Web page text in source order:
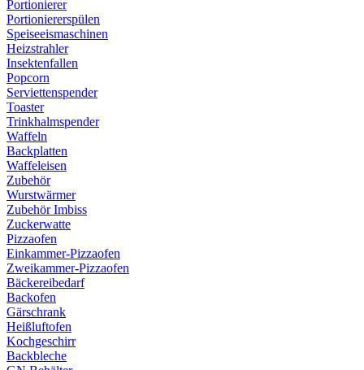
Portionierer
Portioniererspülen
Speiseeismaschinen
Heizstrahler
Insektenfallen
Popcorn
Serviettenspender
Toaster
Trinkhalmspender
Waffeln
Backplatten
Waffeleisen
Zubehör
Wurstwärmer
Zubehör Imbiss
Zuckerwatte
Pizzaofen
Einkammer-Pizzaofen
Zweikammer-Pizzaofen
Bäckereibedarf
Backofen
Gärschrank
Heißluftofen
Kochgeschirr
Backbleche